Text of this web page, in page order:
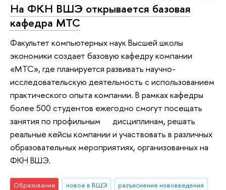
На ФКН ВШЭ открывается базовая
кафедра МТС
Факультет компьютерных наук Высшей школы
экономики создает базовую кафедру компании
«МТС», где планируется развивать научно-
исследовательскую деятельность с использованием
практического опыта компании. В рамках кафедры
более 500 студентов ежегодно смогут посещать
занятия по профильным дисциплинам, решать
реальные кейсы компании и участвовать в различных
образовательных мероприятиях, организованных на
ФКН ВШЭ.
Образование новое в ВШЭ
разъяснение нововведения